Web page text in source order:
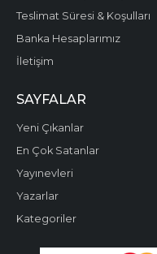
Teslimat Süresi & Koşulları
Banka Hesaplarımız
İletişim
SAYFALAR
Yeni Çıkanlar
En Çok Satanlar
Yayınevleri
Yazarlar
Kategoriler